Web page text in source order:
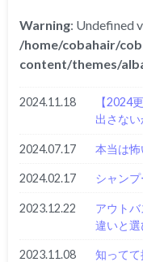
Warning: Undefined
/home/cobahair/
content/themes/
2024.11.18
【2024
出さな
2024.07.17 本当は
2024.02.17 シャン
2023.12.22
アウトバ
違いと
2023.11.08 知って